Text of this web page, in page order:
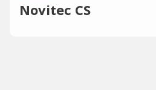
Novitec CS